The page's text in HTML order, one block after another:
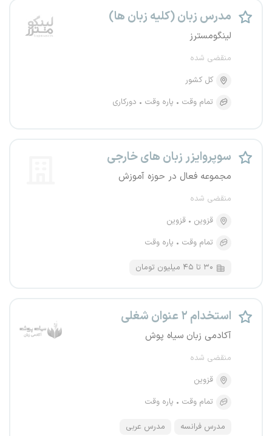
مدرس زبان (کلیه زبان ها)
لینگومسترز
منقضی شده
کل کشور
تمام وقت
پاره وقت دورکاری
سوپروایزر زبان های خارجی
مجموعه فعال در حوزه آموزش
منقضی شده
قزوین
قزوین
تمام وقت
پاره وقت
۳۰ تا ۴۵ میلیون تومان
استخدام ۲ عنوان شغلی
آکادمی زبان سیاه پوش
منقضی شده
قزوین
تمام وقت
پاره وقت
مدرس فرانسه مدرس عربی